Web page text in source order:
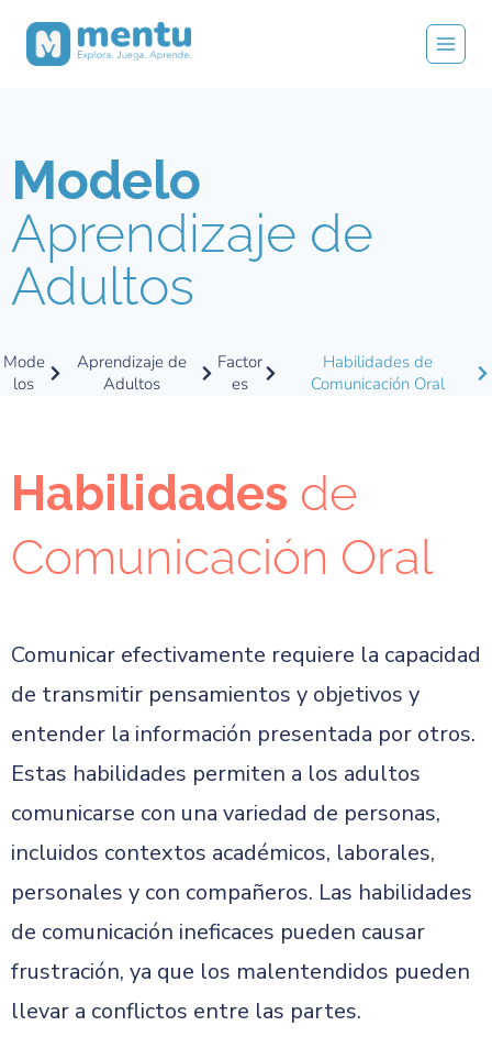
Modelo
Aprendizaje de
Adultos
Mode
los
Aprendizaje de
Adultos
Factor
es
Habilidades de
Comunicación Oral
Habilidades de
Comunicación Oral
Comunicar efectivamente requiere la capacidad
de transmitir pensamientos y objetivos y
entender la información presentada por otros.
Estas habilidades permiten a los adultos
comunicarse con una variedad de personas,
incluidos contextos académicos, laborales,
personales y con compañeros. Las habilidades
de comunicación ineficaces pueden causar
frustración, ya que los malentendidos pueden
llevar a conflictos entre las partes.